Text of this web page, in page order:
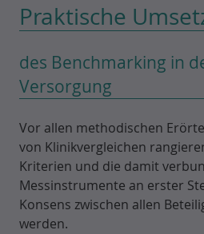
Praktische
des Benchmarking in
Versorgung
Vor allen methodischen
von Klinikvergleichen
Kriterien und die damit
Messinstrumente an erster
Konsens zwischen allen
werden.